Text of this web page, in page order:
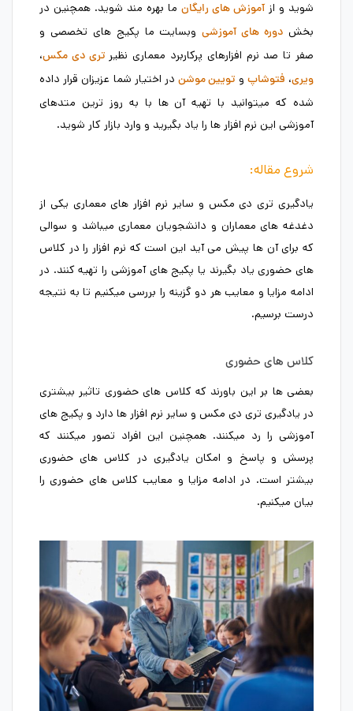
شوید و ازآموزش های رایگان ما بهره مند شوید. همچنین در
بخش دوره های آموزشیوبسایت ما پکیج های تخصصی و
صفر تا صد نرم افزارهای پرکاربرد معماری نظیرتری دی مکس،
ویری، فتوشاپ و تویین موشندر اختیار شما عزیزان قرار داده
شده که میتوانید با تهیه آن ها با به روز ترین متدهای
آموزشی این نرم افزار ها را یاد بگیرید و وارد بازار کار شوید.
شروع مقاله:
یادگیری تری دی مکس و سایر نرم افزار های معماری یکی از
دغدغه های معماران و دانشجویان معماری میباشد و سوالی
که برای آن ها پیش می آید این است که نرم افزار را در کلاس
های حضوری یاد بگیرند یا پکیج های آموزشی را تهیه کنند. در
ادامه مزایا و معایب هر دو گزینه را بررسی میکنیم تا به نتیجه
درست برسیم.
کلاس های حضوری
بعضی ها بر این باورند که کلاس های حضوری تاثیر بیشتری
در یادگیری تری دی مکس و سایر نرم افزار ها دارد و پکیج های
آموزشی را رد میکنند. همچنین این افراد تصور میکنند که
پرسش و پاسخ و امکان یادگیری در کلاس های حضوری
بیشتر است. در ادامه مزایا و معایب کلاس های حضوری را
بیان میکنیم.